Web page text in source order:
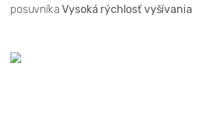
posuvníkaVysoká rýchlosť vyšívania